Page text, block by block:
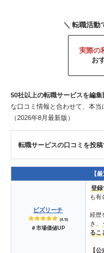
＼ 転職活動
実際の
お
50社以上の転職サービスを編集
な口コミ情報と合わせて、本
（2026年8月最新版）
転職サービスの口コミを投稿
【
ビズリーチ
(4.9)
＃市場価値UP
登録
も有
経歴
き、
るこ
【